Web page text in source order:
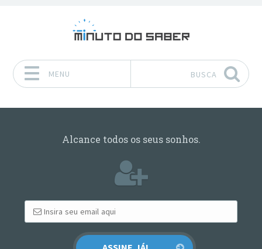
MENU BUSCA
Alcance todos os seus sonhos.